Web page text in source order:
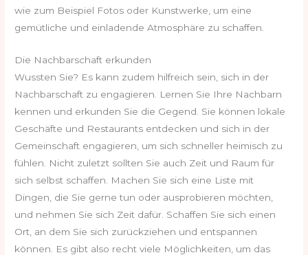
wie zum Beispiel Fotos oder Kunstwerke, um eine
gemütliche und einladende Atmosphäre zu schaffen.
Die Nachbarschaft erkunden
Wussten Sie? Es kann zudem hilfreich sein, sich in der
Nachbarschaft zu engagieren. Lernen Sie Ihre Nachbarn
kennen und erkunden Sie die Gegend. Sie können lokale
Geschäfte und Restaurants entdecken und sich in der
Gemeinschaft engagieren, um sich schneller heimisch zu
fühlen. Nicht zuletzt sollten Sie auch Zeit und Raum für
sich selbst schaffen. Machen Sie sich eine Liste mit
Dingen, die Sie gerne tun oder ausprobieren möchten,
und nehmen Sie sich Zeit dafür. Schaffen Sie sich einen
Ort, an dem Sie sich zurückziehen und entspannen
können. Es gibt also recht viele Möglichkeiten, um das